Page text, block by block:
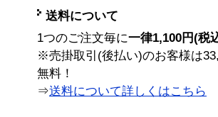
送料について
1つのご注文毎に一律1,100円(税
※売掛取引(後払い)のお客様は
無料！
⇒送料について詳しくはこちら